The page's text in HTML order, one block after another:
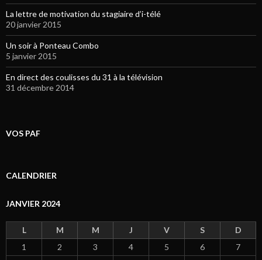
La lettre de motivation du stagiaire d’i-télé
20 janvier 2015
Un soir à Ponteau Combo
5 janvier 2015
En direct des coulisses du 31 à la télévision
31 décembre 2014
VOS PAF
CALENDRIER
JANVIER 2024
L M M J V S
D
1
2 3 4 5 6
7